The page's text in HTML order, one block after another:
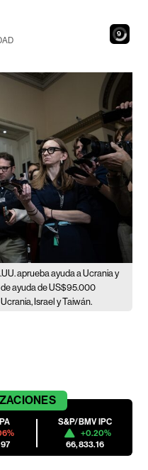
7
aprueba ayuda a Ucrania y
ayuda de US$95.000
Israel y Taiwán.
S&P/BMV IPC
+0.20%
66,833.16